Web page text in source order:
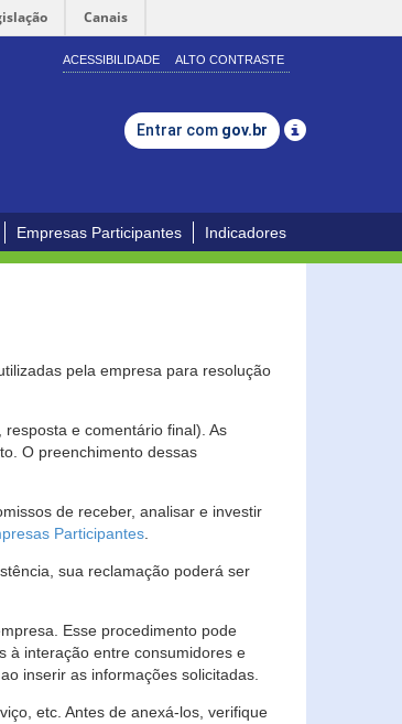
Canais
ACESSIBILIDADE ALTO CONTRASTE
Entrar com gov.br
Empresas Participantes Indicadores
pela empresa para resolução
e comentário final). As
O preenchimento dessas
de receber, analisar e investir
Participantes
sua reclamação poderá ser
Esse procedimento pode
à interação entre consumidores e
inserir as informações solicitadas.
etc. Antes de anexá-los, verifique